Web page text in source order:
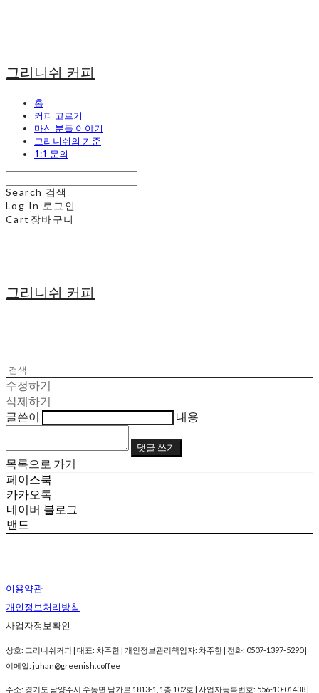
그리니쉬 커피
홈
커피 고르기
마신 분들 이야기
그리니쉬의 기준
1:1 문의
Search 검색
Log In 로그인
Cart 장바구니
그리니쉬 커피
수정하기
삭제하기
글쓴이
내용
댓글 쓰기
목록으로 가기
페이스북
카카오톡
네이버 블로그
밴드
이용약관
개인정보처리방침
사업자정보확인
상호: 그리니쉬커피 | 대표: 차주한 | 개인정보관리책임자: 차주한 | 전화: 0507-1397-5290 |
이메일: juhan@greenish.coffee
주소: 경기도 남양주시 수동면 남가로 1813-1, 1층 102호 | 사업자등록번호: 556-10-01438 |